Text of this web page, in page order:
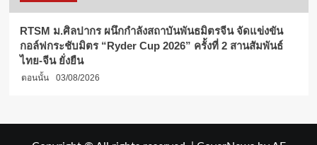
RTSM ม.ศิลปากร ผนึกกำลังสถาบันพันธมิตรจีน จัดแข่งขัน
กอล์ฟกระชับมิตร “Ryder Cup 2026” ครั้งที่ 2 สานสัมพันธ์
ไทย-จีน ยั่งยืน
ตอนนั้น 03/08/2026